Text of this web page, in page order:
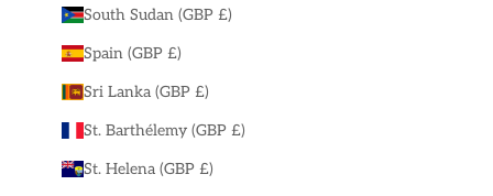
South Sudan (GBP £)
Spain (GBP £)
Sri Lanka (GBP £)
St. Barthélemy (GBP £)
St. Helena (GBP £)